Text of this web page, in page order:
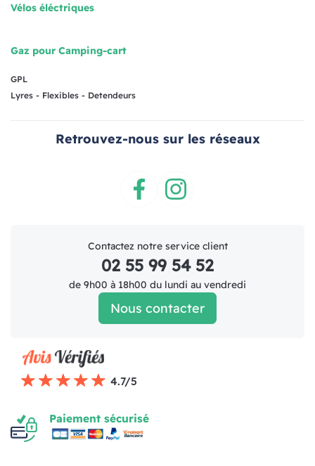
Vélos éléctriques
Gaz pour Camping-cart
GPL
Lyres - Flexibles - Detendeurs
Retrouvez-nous sur les réseaux
Contactez notre service client
02 55 99 54 52
de 9h00 à 18h00 du lundi au vendredi
Nous contacter
4.7/5
Paiement sécurisé